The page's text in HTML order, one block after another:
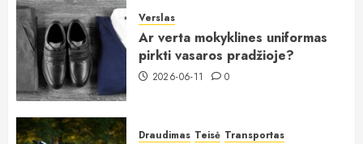
Verslas
Ar verta mokyklines uniformas
pirkti vasaros pradžioje?
2026-06-11 0
Draudimas Teisė Transportas